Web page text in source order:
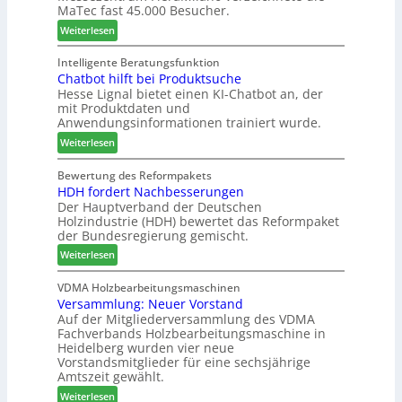
l
i
e
n
e
r
i
e
r
t
e
s
S
y
s
t
e
m
e
-
A
k
t
i
o
n
s
w
o
c
h
e
n
2
0
2
6
MaTec fast 45.000 Besucher.
Weiterlesen:
M
a
T
e
c
m
e
l
d
e
t
B
e
s
u
c
h
e
r
z
a
h
Intelligente Beratungsfunktion
Chatbot hilft bei Produktsuche
Hesse Lignal bietet einen KI-Chatbot an, der
mit Produktdaten und
Anwendungsinformationen trainiert wurde.
Weiterlesen:
C
h
a
t
b
o
t
h
i
l
f
t
b
e
i
Bewertung des Reformpakets
HDH fordert Nachbesserungen
Der Hauptverband der Deutschen
Holzindustrie (HDH) bewertet das Reformpaket
der Bundesregierung gemischt.
Weiterlesen:
H
D
H
f
o
r
d
e
r
VDMA Holzbearbeitungsmaschinen
Versammlung: Neuer Vorstand
Auf der Mitgliederversammlung des VDMA
Fachverbands Holzbearbeitungsmaschine in
Heidelberg wurden vier neue
Vorstandsmitglieder für eine sechsjährige
Amtszeit gewählt.
Weiterlesen: